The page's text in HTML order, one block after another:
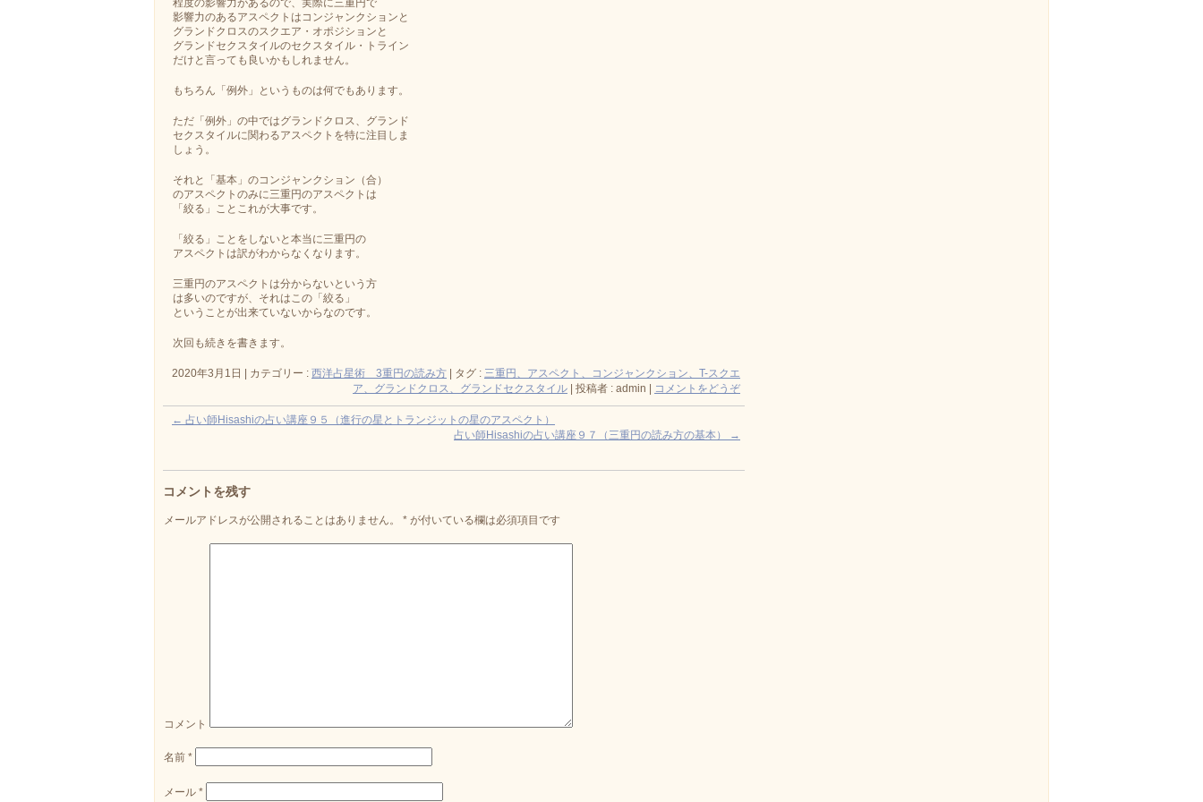
程度の影響力があるので、実際に三重円で
影響力のあるアスペクトはコンジャンクションと
グランドクロスのスクエア・オポジションと
グランドセクスタイルのセクスタイル・トライン
だけと言っても良いかもしれません。
もちろん「例外」というものは何でもあります。
ただ「例外」の中ではグランドクロス、グランド
セクスタイルに関わるアスペクトを特に注目しま
しょう。
それと「基本」のコンジャンクション（合）
のアスペクトのみに三重円のアスペクトは
「絞る」ことこれが大事です。
「絞る」ことをしないと本当に三重円の
アスペクトは訳がわからなくなります。
三重円のアスペクトは分からないという方
は多いのですが、それはこの「絞る」
ということが出来ていないからなのです。
次回も続きを書きます。
2020年3月1日 カテゴリー : 西洋占星術 3重円の読み方 タグ : 三重円、アスペクト、コンジャンクション、T-スクエ
ア、グランドクロス、グランドセクスタイル
投稿者 : admin コメントをどうぞ
← 占い師Hisashiの占い講座９５（進行の星とトランジットの星のアスペクト）
占い師Hisashiの占い講座９７（三重円の読み方の基本）
→
コメントを残す
メールアドレスが公開されることはありません。 * が付いている欄は必須項目です
コメント
名前*
メール*